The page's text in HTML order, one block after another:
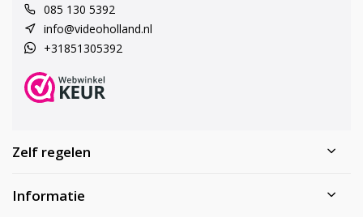
085 130 5392
info@videoholland.nl
+31851305392
Zelf regelen
Informatie